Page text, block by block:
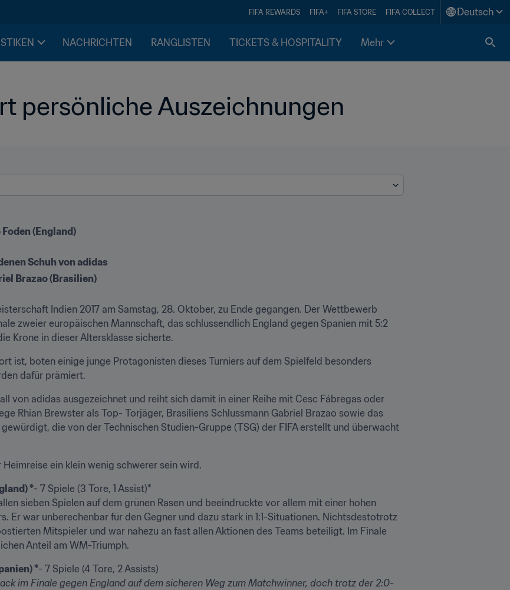
FIFA REWARDS FIFA+ FIFA STORE FIFA COLLECT Deutsch
NACHRICHTEN RANGLISTEN TICKETS & HOSPITALITY Mehr
persönliche Auszeichnungen
(England)
Schuh von adidas
Brazao (Brasilien)
Indien 2017 am Samstag, 28. Oktober, zu Ende gegangen. Der Wettbewerb
zweier europäischen Mannschaft, das schlussendlich England gegen Spanien mit 5:2
Krone in dieser Altersklasse sicherte.
ist, boten einige junge Protagonisten dieses Turniers auf dem Spielfeld besonders
dafür prämiert.
von adidas ausgezeichnet und reiht sich damit in einer Reihe mit Cesc Fábregas oder
Rhian Brewster als Top- Torjäger, Brasiliens Schlussmann Gabriel Brazao sowie das
die von der Technischen Studien-Gruppe (TSG) der FIFA erstellt und überwacht
ein klein wenig schwerer sein wird.
*- 7 Spiele (3 Tore, 1 Assist)*
sieben Spielen auf dem grünen Rasen und beeindruckte vor allem mit einer hohen
Er war unberechenbar für den Gegner und dazu stark in 1:1-Situationen. Nichtsdestotrotz
Mitspieler und war nahezu an fast allen Aktionen des Teams beteiligt. Im Finale
Anteil am WM-Triumph.
*- 7 Spiele (4 Tore, 2 Assists)
im Finale gegen England auf dem sicheren Weg zum Matchwinner, doch trotz der 2:0-